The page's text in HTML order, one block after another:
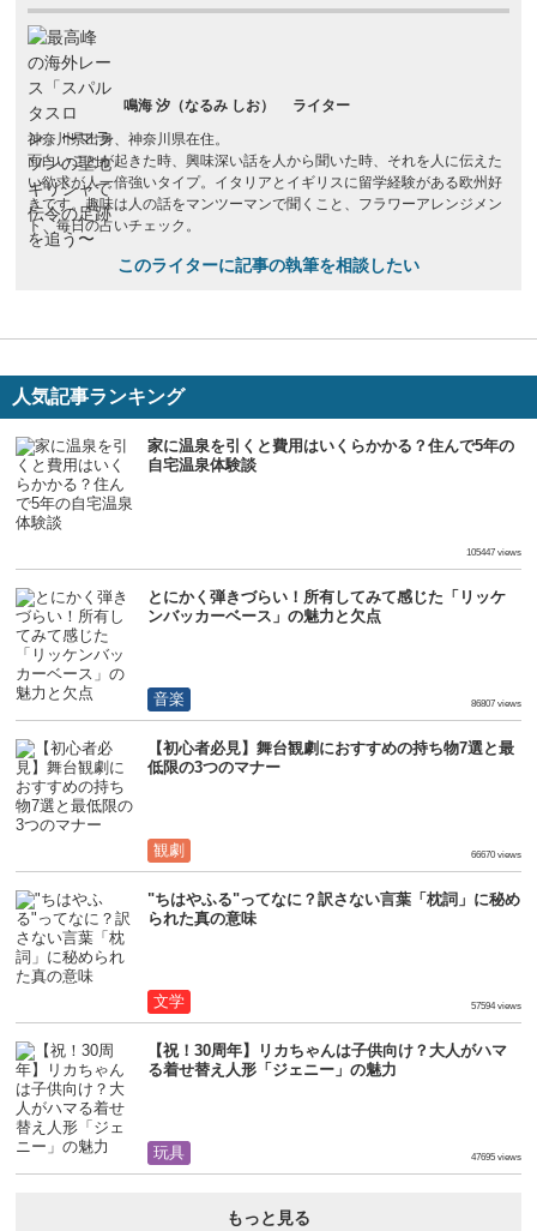
鳴海 汐（なるみ しお）
ライター
神奈川県出身、神奈川県在住。
面白いことが起きた時、興味深い話を人から聞いた時、それを人に伝えた
い欲求が人一倍強いタイプ。イタリアとイギリスに留学経験がある欧州好
きです。趣味は人の話をマンツーマンで聞くこと、フラワーアレンジメン
ト、毎日の占いチェック。
このライターに記事の執筆を相談したい
人気記事ランキング
家に温泉を引くと費用はいくらかかる？住んで5年の
自宅温泉体験談
105447 views
とにかく弾きづらい！所有してみて感じた「リッケ
ンバッカーベース」の魅力と欠点
音楽 86807 views
【初心者必見】舞台観劇におすすめの持ち物7選と最
低限の3つのマナー
観劇 66670 views
"ちはやふる"ってなに？訳さない言葉「枕詞」に秘め
られた真の意味
文学 57594 views
【祝！30周年】リカちゃんは子供向け？大人がハマ
る着せ替え人形「ジェニー」の魅力
玩具 47695 views
もっと見る